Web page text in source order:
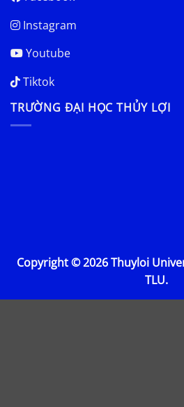
Instagram
Youtube
Tiktok
TRƯỜNG ĐẠI HỌC THỦY LỢI
Copyright © 2026 Thuyloi
TLU.